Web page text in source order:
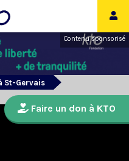
Contenu sponsorisé
St-Gervais
Faire un don à KTO